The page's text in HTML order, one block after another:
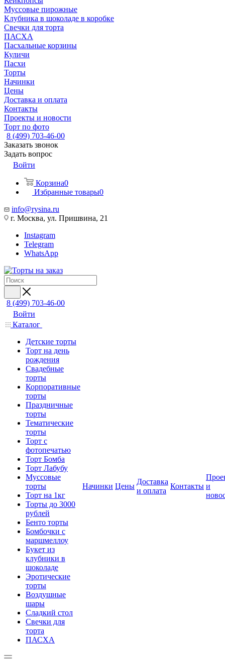
Муссовые пирожные
Клубника в шоколаде в коробке
Свечки для торта
ПАСХА
Пасхальные корзины
Куличи
Пасхи
Торты
Начинки
Цены
Доставка и оплата
Контакты
Проекты и новости
Торт по фото
8 (499) 703-46-00
Заказать звонок
Задать вопрос
Войти
Корзина0
Избранные товары0
info@rysina.ru
г. Москва, ул. Пришвина, 21
Instagram
Telegram
WhatsApp
8 (499) 703-46-00
Войти
Каталог
Детские торты
Торт на день
рождения
Свадебные
торты
Корпоративные
торты
Праздничные
торты
Тематические
торты
Торт с
фотопечатью
Торт Бомба
Торт Лабубу
Муссовые
торты
Торт на 1кг
Торты до 3000
рублей
Бенто торты
Бомбочки с
маршмеллоу
Букет из
клубники в
шоколаде
Эротические
торты
Воздушные
шары
Сладкий стол
Свечки для
торта
ПАСХА
Начинки Цены
Доставка
и оплата
Контакты и